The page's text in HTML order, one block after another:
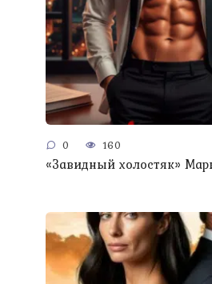
0 160
«Завидный холостяк»